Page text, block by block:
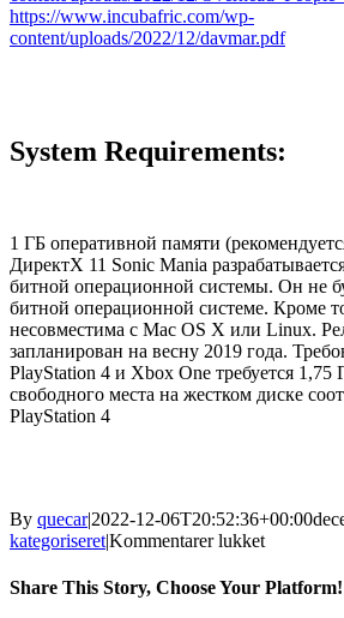
https://www.incubafric.com/wp-
content/uploads/2022/12/davmar.pdf
System Requirements:
1 ГБ оперативной памяти
ДиректХ 11 Sonic Mania
битной операционной системы. Он не
битной операционной системе. Кроме
несовместима с Mac OS X или Linux.
запланирован на весну 2019 года.
PlayStation 4 и Xbox One требуется 1,75
свободного места на жестком диске
PlayStation 4
By quecar|2022-12-06T20:52:36+00:00
kategoriseret|Kommentarer lukkettil
Кряк
Share This Story, Choose Your Platform!